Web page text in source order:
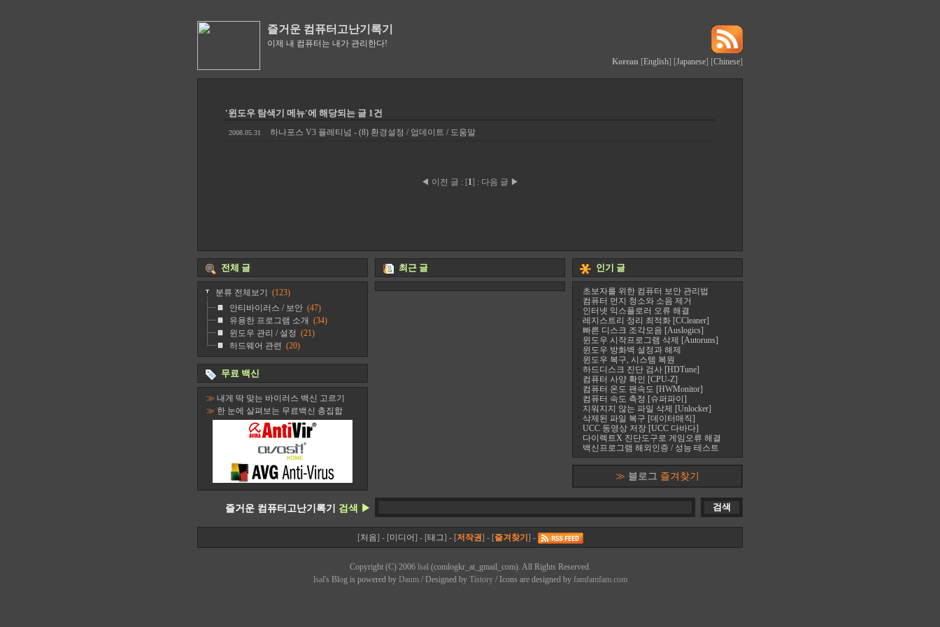
즐거운 컴퓨터고난기록기
이제 내 컴퓨터는 내가 관리한다!
Korean [English] [Japanese] [Chinese]
'윈도우 탐색기 메뉴'에 해당되는 글 1건
2008.05.31 하나포스 V3 플레티넘 - (8) 환경설정 / 업데이트 / 도움말
◀ 이전 글 : [1] : 다음 글 ▶
전체 글
분류 전체보기
(123)
안티바이러스 / 보안 (47)
유용한 프로그램 소개 (34)
윈도우 관리 / 설정 (21)
하드웨어 관련 (20)
무료 백신
≫ 내게 딱 맞는 바이러스 백신 고르기
≫ 한 눈에 살펴보는 무료백신 총집합
최근 글 인기 글
초보자를 위한 컴퓨터 보안 관리법
컴퓨터 먼지 청소와 소음 제거
인터넷 익스플로러 오류 해결
레지스트리 정리 최적화 [CCleaner]
빠른 디스크 조각모음 [Auslogics]
윈도우 시작프로그램 삭제 [Autoruns]
윈도우 방화벽 설정과 해제
윈도우 복구, 시스템 복원
하드디스크 진단 검사 [HDTune]
컴퓨터 사양 확인 [CPU-Z]
컴퓨터 온도 팬속도 [HWMonitor]
컴퓨터 속도 측정 [슈퍼파이]
지워지지 않는 파일 삭제 [Unlocker]
삭제된 파일 복구 [데이터매직]
UCC 동영상 저장 [UCC 다바다]
다이렉트X 진단도구로 게임오류 해결
백신프로그램 해외인증 / 성능 테스트
≫ 블로그 즐겨찾기
즐거운 컴퓨터고난기록기 검색 ▶
[처음] - [미디어] - [태그] - [저작권] - [즐겨찾기 ] -
Copyright (C) 2006 lsal(comlogkr_at_gmail_com). All Rights Reserved.
lsal's Blog is powered by Daum/ Designed by Tistory/ Icons are designed by famfamfam.com